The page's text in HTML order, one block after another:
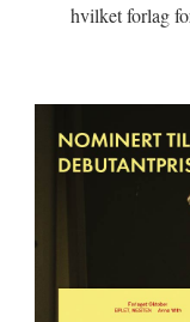
hvilket forlag